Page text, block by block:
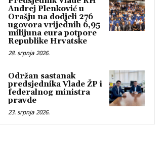
Andrej Plenković u
Orašju na dodjeli 276
ugovora vrijednih 6,95
milijuna eura potpore
Republike Hrvatske
28. srpnja 2026.
Održan sastanak
predsjednika Vlade ŽP i
federalnog ministra
pravde
23. srpnja 2026.